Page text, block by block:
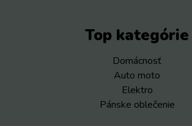
Top kategórie
Domácnosť
Auto moto
Elektro
Pánske oblečenie